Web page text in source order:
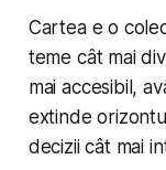
Cartea e o
teme cât mai
mai accesibil,
extinde
decizii cât mai